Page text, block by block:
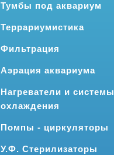
Тумбы под аквариум
Террариумистика
Фильтрация
Аэрация аквариума
Нагреватели и системы
охлаждения
Помпы - циркуляторы
У.Ф. Стерилизаторы